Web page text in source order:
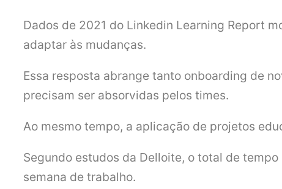
Dados de 2021 do Linkedin Learning Report
adaptar às mudanças.
Essa resposta abrange tanto onboarding de
precisam ser absorvidas pelos times.
Ao mesmo tempo, a aplicação de projetos
Segundo estudos da Delloite, o total de
semana de trabalho.